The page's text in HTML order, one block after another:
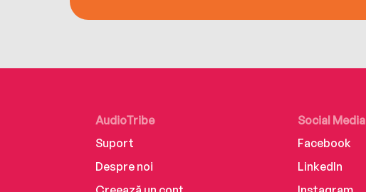
AudioTribe
Suport
Despre noi
Social Media
Facebook
LinkedIn